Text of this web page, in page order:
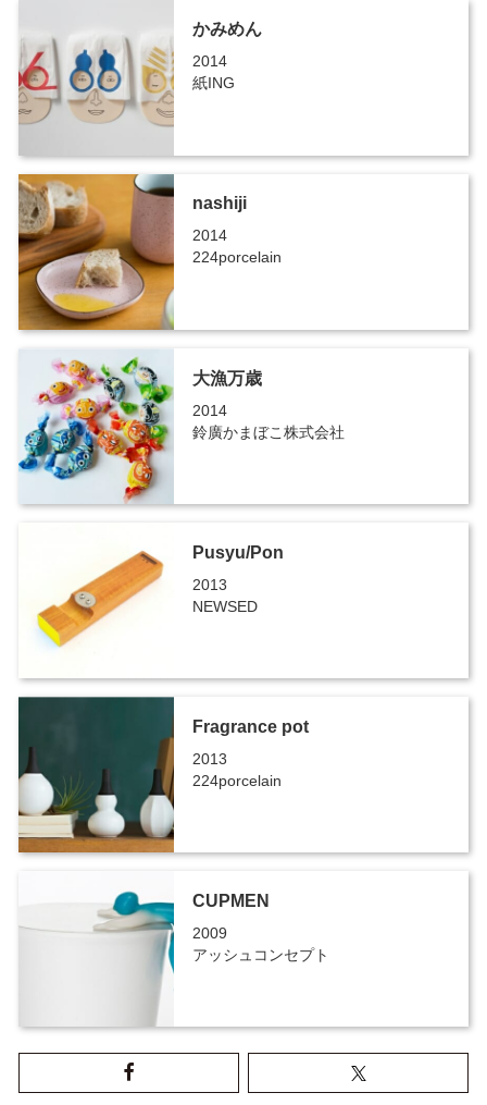
かみめん
2014
紙ING
nashiji
2014
224porcelain
大漁万歳
2014
鈴廣かまぼこ株式会社
Pusyu/Pon
2013
NEWSED
Fragrance pot
2013
224porcelain
CUPMEN
2009
アッシュコンセプト